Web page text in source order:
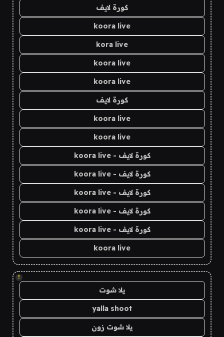
كورة لايف
koora live
kora live
koora live
koora live
كورة لايف
koora live
koora live
كورة لايف - koora live
كورة لايف - koora live
كورة لايف - koora live
كورة لايف - koora live
كورة لايف - koora live
koora live
!
يلا شوت
yalla shoot
يلا شوت زون